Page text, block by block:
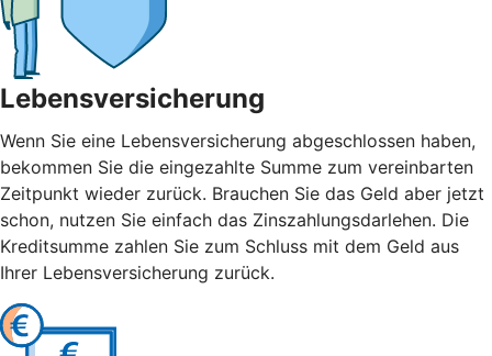
Lebensversicherung
Wenn Sie eine Lebensversicherung abgeschlossen haben,
bekommen Sie die eingezahlte Summe zum vereinbarten
Zeitpunkt wieder zurück. Brauchen Sie das Geld aber jetzt
schon, nutzen Sie einfach das Zinszahlungsdarlehen. Die
Kreditsumme zahlen Sie zum Schluss mit dem Geld aus
Ihrer Lebensversicherung zurück.